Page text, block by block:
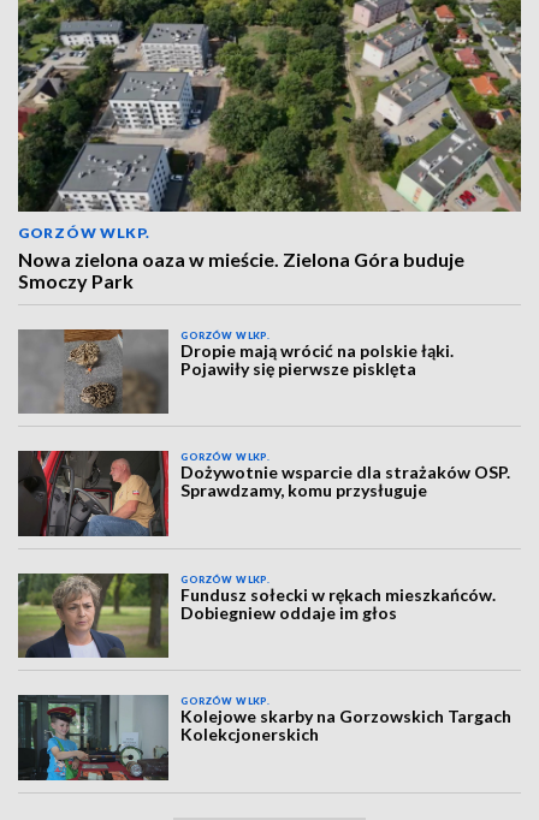
GORZÓW WLKP.
Nowa zielona oaza w mieście. Zielona Góra buduje
Smoczy Park
GORZÓW WLKP.
Dropie mają wrócić na polskie łąki.
Pojawiły się pierwsze pisklęta
GORZÓW WLKP.
Dożywotnie wsparcie dla strażaków OSP.
Sprawdzamy, komu przysługuje
GORZÓW WLKP.
Fundusz sołecki w rękach mieszkańców.
Dobiegniew oddaje im głos
GORZÓW WLKP.
Kolejowe skarby na Gorzowskich Targach
Kolekcjonerskich